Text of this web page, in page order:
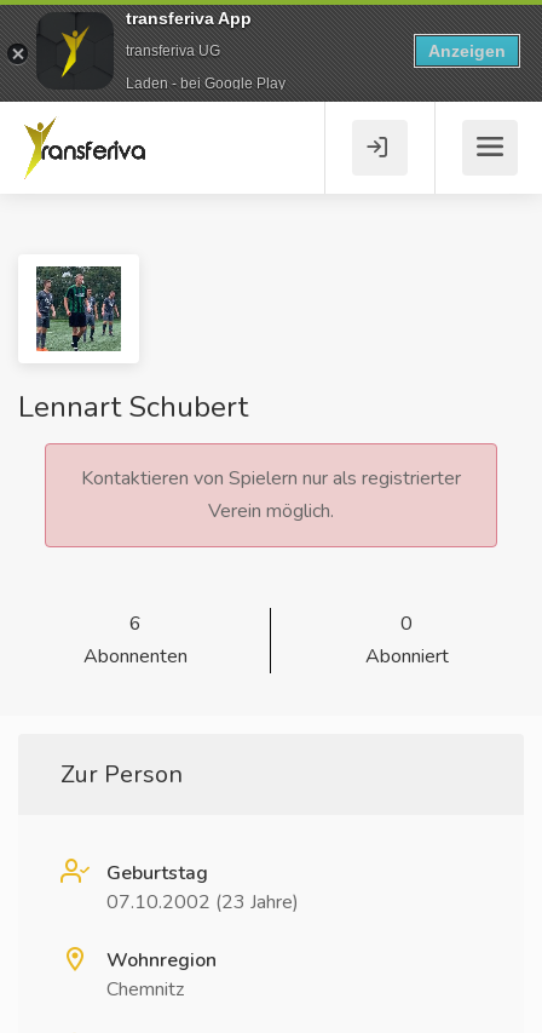
Lennart Schubert
Kontaktieren von Spielern nur als registrierter
Verein möglich.
6
Abonnenten
0
Abonniert
Zur Person
Geburtstag
07.10.2002 (23 Jahre)
Wohnregion
Chemnitz
transferiva App
transferiva UG
Laden - bei Google Play
Anzeigen